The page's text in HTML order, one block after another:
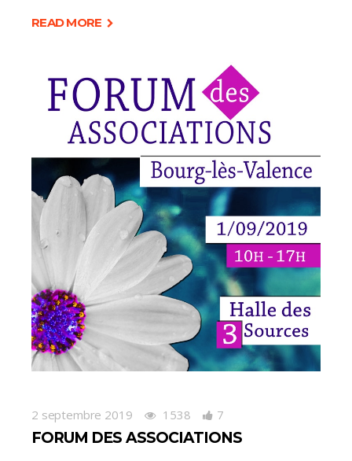
READ MORE
2 septembre 2019 1538 7
FORUM DES ASSOCIATIONS